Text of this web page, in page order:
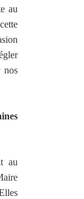
au
nos
au